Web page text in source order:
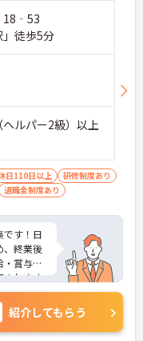
」徒歩5分
ルパー2級）以上
日110日以上
研修制度あり
退職金制度あり
です！日
、終業後
賞与も
されます
えします
紹介してもらう